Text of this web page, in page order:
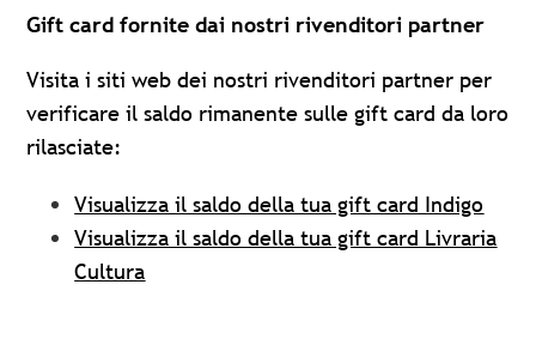
Gift card fornite dai nostri rivenditori partner
Visita i siti web dei nostri rivenditori partner per
verificare il saldo rimanente sulle gift card da loro
rilasciate:
Visualizza il saldo della tua gift card Indigo
Visualizza il saldo della tua gift card Livraria
Cultura